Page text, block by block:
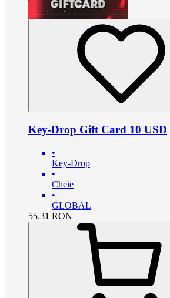
Key-Drop Gift Card 10 USD
•
Key-Drop
•
Cheie
•
GLOBAL
55.31 RON